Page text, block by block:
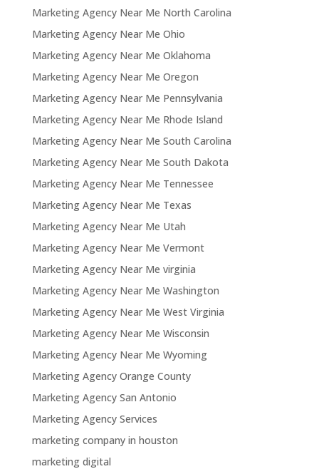
Marketing Agency Near Me North Carolina
Marketing Agency Near Me Ohio
Marketing Agency Near Me Oklahoma
Marketing Agency Near Me Oregon
Marketing Agency Near Me Pennsylvania
Marketing Agency Near Me Rhode Island
Marketing Agency Near Me South Carolina
Marketing Agency Near Me South Dakota
Marketing Agency Near Me Tennessee
Marketing Agency Near Me Texas
Marketing Agency Near Me Utah
Marketing Agency Near Me Vermont
Marketing Agency Near Me virginia
Marketing Agency Near Me Washington
Marketing Agency Near Me West Virginia
Marketing Agency Near Me Wisconsin
Marketing Agency Near Me Wyoming
Marketing Agency Orange County
Marketing Agency San Antonio
Marketing Agency Services
marketing company in houston
marketing digital